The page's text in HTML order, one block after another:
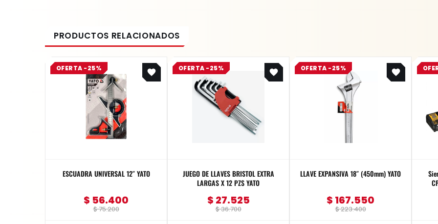
OFERTA -25%
ESCUADRA UNIVERSAL 12″ YATO
$75.200
Original
price
was:
$ 75.200.
$ 56.400
Current
price
is:
$ 56.400.
OFERTA -25%
JUEGO DE LLAVES BRISTOL EXTRA
LARGAS X 12 PZS YATO
$36.700
Original
price
$ 36.700.
$ 27.525
Current
price
$ 27.525.
OFERTA -25%
LLAVE EXPANSIVA 18″ (450mm) YATO
$223.400
Original
price
was:
$ 223.400.
$ 167.550
Current
price
is:
$ 167.550.